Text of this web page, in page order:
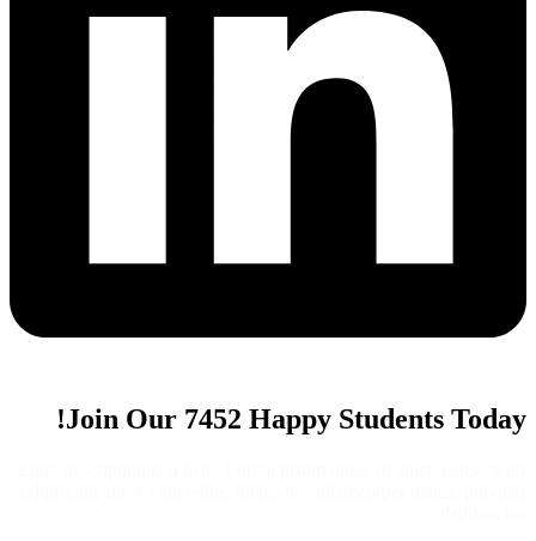
Join Our 7452 Happy Students​ Today!